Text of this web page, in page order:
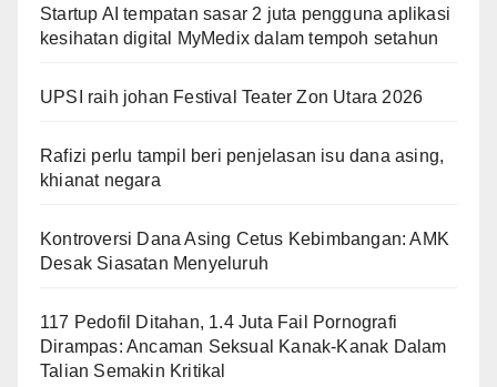
Startup AI tempatan sasar 2 juta pengguna aplikasi
kesihatan digital MyMedix dalam tempoh setahun
UPSI raih johan Festival Teater Zon Utara 2026
Rafizi perlu tampil beri penjelasan isu dana asing,
khianat negara
Kontroversi Dana Asing Cetus Kebimbangan: AMK
Desak Siasatan Menyeluruh
117 Pedofil Ditahan, 1.4 Juta Fail Pornografi
Dirampas: Ancaman Seksual Kanak-Kanak Dalam
Talian Semakin Kritikal